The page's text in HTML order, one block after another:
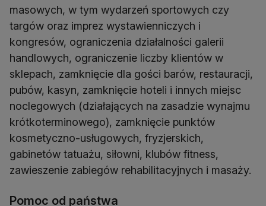
masowych, w tym wydarzeń sportowych czy
targów oraz imprez wystawienniczych i
kongresów, ograniczenia działalności galerii
handlowych, ograniczenie liczby klientów w
sklepach, zamknięcie dla gości barów, restauracji,
pubów, kasyn, zamknięcie hoteli i innych miejsc
noclegowych (działających na zasadzie wynajmu
krótkoterminowego), zamknięcie punktów
kosmetyczno-usługowych, fryzjerskich,
gabinetów tatuażu, siłowni, klubów fitness,
zawieszenie zabiegów rehabilitacyjnych i masaży.
Pomoc od państwa